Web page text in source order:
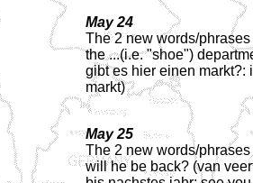
May 24
The 2 new words/
the ...(i.e. "shoe")
gibt es hier einen markt?:
markt)
May 25
The 2 new words/
will he be back? (van